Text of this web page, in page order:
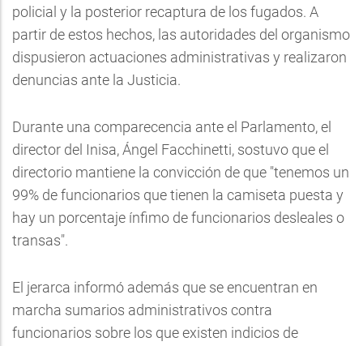
policial y la posterior recaptura de los fugados. A
partir de estos hechos, las autoridades del organismo
dispusieron actuaciones administrativas y realizaron
denuncias ante la Justicia.
Durante una comparecencia ante el Parlamento, el
director del Inisa, Ángel Facchinetti, sostuvo que el
directorio mantiene la convicción de que "tenemos un
99% de funcionarios que tienen la camiseta puesta y
hay un porcentaje ínfimo de funcionarios desleales o
transas".
El jerarca informó además que se encuentran en
marcha sumarios administrativos contra
funcionarios sobre los que existen indicios de